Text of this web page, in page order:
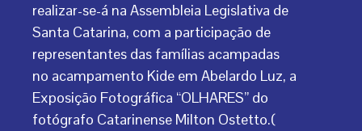
realizar-se-á na Assembleia Legislativa de
Santa Catarina, com a participação de
representantes das famílias acampadas
no acampamento Kide em Abelardo Luz, a
Exposição Fotográfica “OLHARES” do
fotógrafo Catarinense Milton Ostetto.(